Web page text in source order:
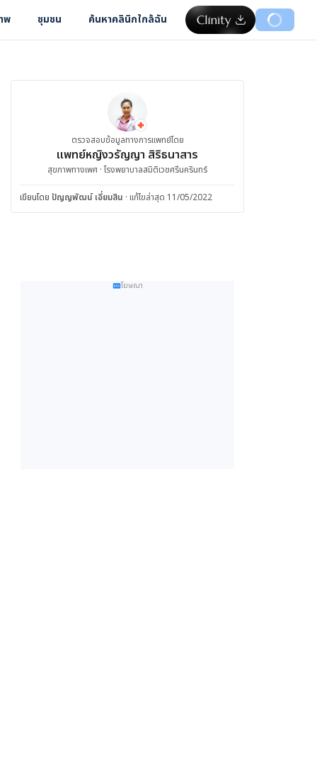
พ ชุมชน ค้นหาคลินิกใกล้ฉัน
ตรวจสอบข้อมูลทางการแพทย์โดย
แพทย์หญิงวรัญญา สิริธนาสาร
สุขภาพทางเพศ · โรงพยาบาลสมิติเวชศรีนครินทร์
เขียนโดย ปัญญพัฒน์ เอี่ยมสิน · แก้ไขล่าสุด 11/05/2022
โฆษณา